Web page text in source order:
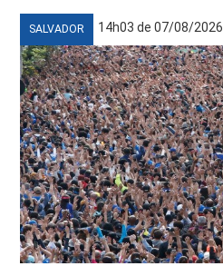
SALVADOR 14h03 de 07/08/2026